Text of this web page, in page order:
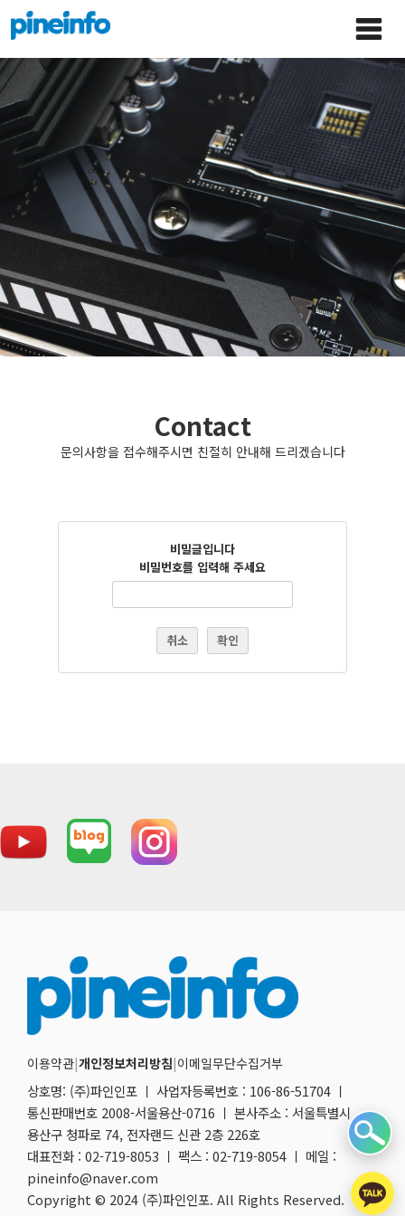
콘텐츠로
건너뛰기
Main
Menu
Contact
문의사항을 접수해주시면 친절히 안내해 드리겠습니다
비밀글입니다
비밀번호를 입력해 주세요
취소 확인
이용약관|개인정보처리방침|이메일무단수집거부
상호명: (주)파인인포 ㅣ 사업자등록번호 : 106-86-51704 ㅣ
통신판매번호 2008-서울용산-0716 ㅣ 본사주소 : 서울특별시
용산구 청파로 74, 전자랜드 신관 2층 226호
대표전화 : 02-719-8053 ㅣ 팩스 : 02-719-8054 ㅣ 메일 :
pineinfo@naver.com
Copyright © 2024 (주)파인인포. All Rights Reserved.
파인인포 홈으로 이동